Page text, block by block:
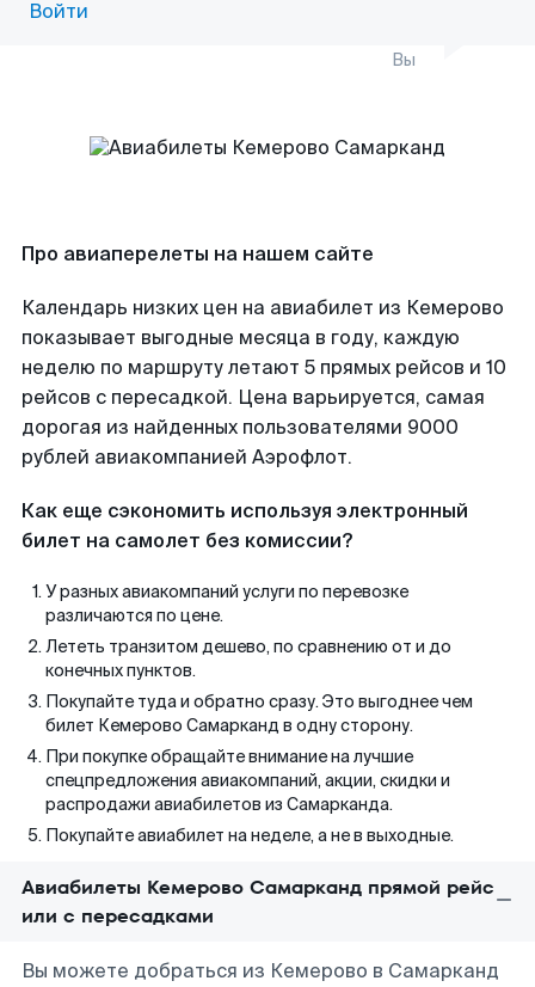
Войти
Вы
Про авиаперелеты на нашем сайте
Календарь низких цен на авиабилет из Кемерово
показывает выгодные месяца в году, каждую
неделю по маршруту летают 5 прямых рейсов и 10
рейсов с пересадкой. Цена варьируется, самая
дорогая из найденных пользователями 9000
рублей авиакомпанией Аэрофлот.
Как еще сэкономить используя электронный
билет на самолет без комиссии?
У разных авиакомпаний услуги по перевозке
различаются по цене.
Лететь транзитом дешево, по сравнению от и до
конечных пунктов.
Покупайте туда и обратно сразу. Это выгоднее чем
билет Кемерово Самарканд в одну сторону.
При покупке обращайте внимание на лучшие
спецпредложения авиакомпаний, акции, скидки и
распродажи авиабилетов из Самарканда.
Покупайте авиабилет на неделе, а не в выходные.
Авиабилеты Кемерово Самарканд прямой рейс
или с пересадками
Вы можете добраться из Кемерово в Самарканд